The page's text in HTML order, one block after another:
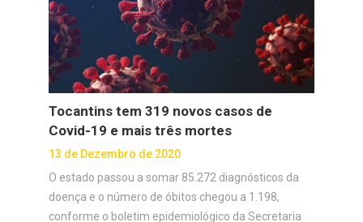
Tocantins tem 319 novos casos de
Covid-19 e mais três mortes
13 de Dezembro de 2020
O estado passou a somar 85.272 diagnósticos da
doença e o número de óbitos chegou a 1.198,
conforme o boletim epidemiológico da Secretaria